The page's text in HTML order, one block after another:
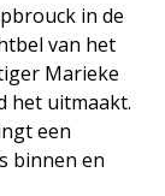
in de
van het
Marieke
het uitmaakt.
een
binnen en